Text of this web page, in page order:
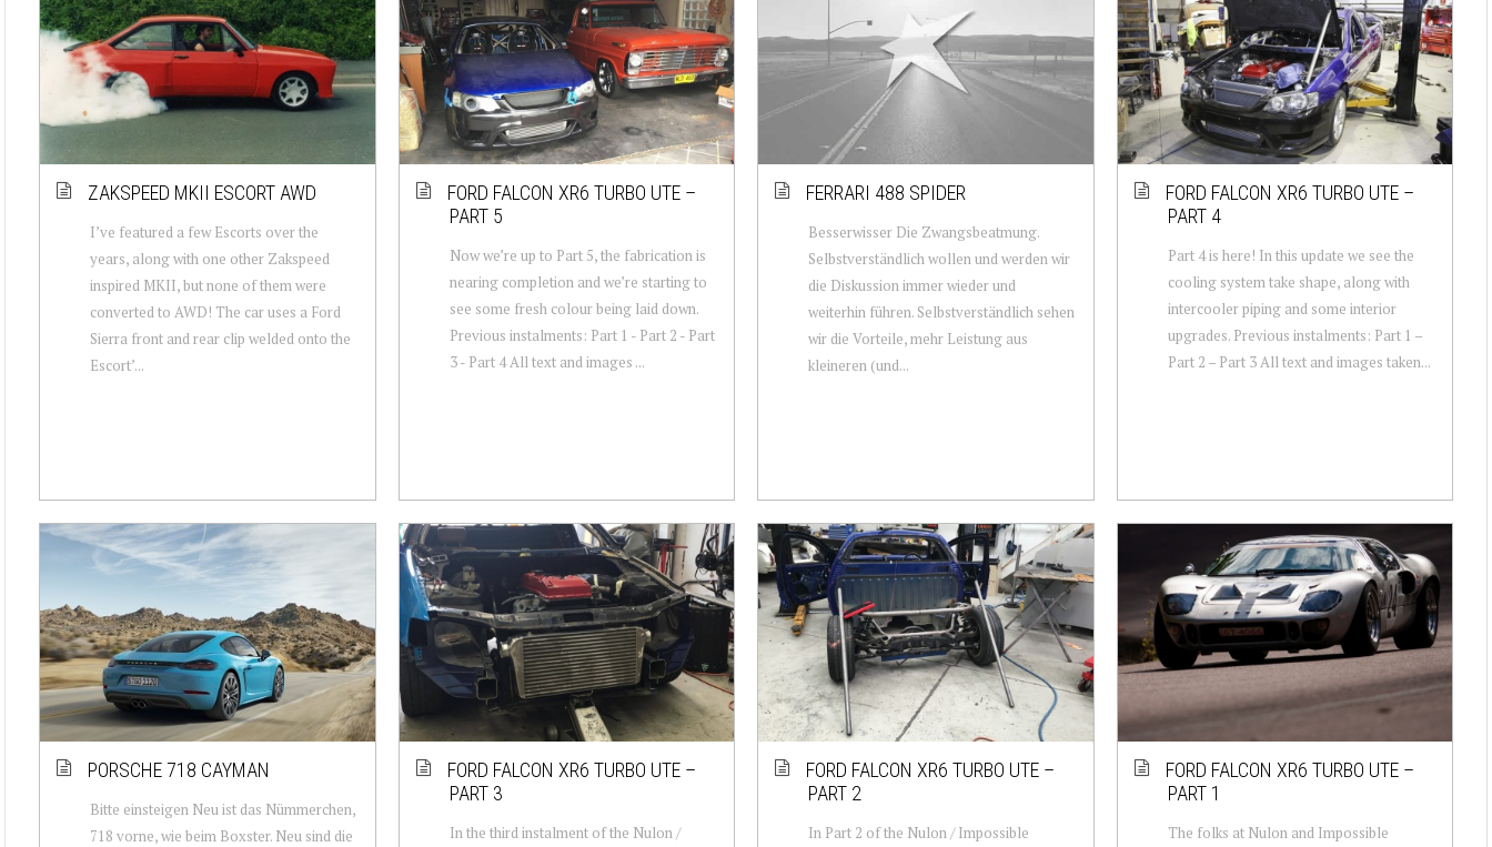
ZAKSPEED MKII ESCORT AWD
I’ve featured a few Escorts over the
years, along with one other Zakspeed
inspired MKII, but none of them were
converted to AWD! The car uses a Ford
Sierra front and rear clip welded onto the
Escort’...
FORD FALCON XR6 TURBO UTE –
PART 5
Now we’re up to Part 5, the fabrication is
nearing completion and we’re starting to
see some fresh colour being laid down.
Previous instalments: Part 1 - Part 2 - Part
3 - Part 4 All text and images ...
FERRARI 488 SPIDER
Besserwisser Die Zwangsbeatmung.
Selbstverständlich wollen und werden wir
die Diskussion immer wieder und
weiterhin führen. Selbstverständlich sehen
wir die Vorteile, mehr Leistung aus
kleineren (und...
FORD FALCON XR6 TURBO UTE –
PART 4
Part 4 is here! In this update we see the
cooling system take shape, along with
intercooler piping and some interior
upgrades. Previous instalments: Part 1 –
Part 2 – Part 3 All text and images taken...
PORSCHE 718 CAYMAN
Bitte einsteigen Neu ist das Nümmerchen,
718 vorne, wie beim Boxster. Neu sind die
FORD FALCON XR6 TURBO UTE –
PART 3
In the third instalment of the Nulon /
FORD FALCON XR6 TURBO UTE –
PART 2
In Part 2 of the Nulon / Impossible
FORD FALCON XR6 TURBO UTE –
PART 1
The folks at Nulon and Impossible